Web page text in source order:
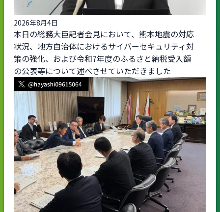
2026年8月4日
本日の総務大臣記者会見において、熊本地震の対応
状況、地方自治体におけるサイバーセキュリティ対
策の強化、および令和7年度のふるさと納税受入額
の公表等について述べさせていただきました